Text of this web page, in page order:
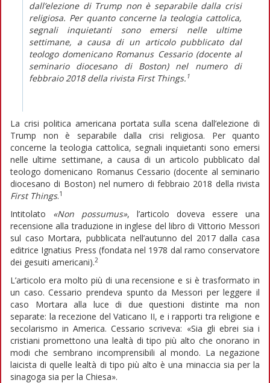
dall’elezione di Trump non è separabile dalla crisi
religiosa. Per quanto concerne la teologia cattolica,
segnali inquietanti sono emersi nelle ultime
settimane, a causa di un articolo pubblicato dal
teologo domenicano Romanus Cessario (docente al
seminario diocesano di Boston) nel numero di
febbraio 2018 della rivista First Things. 1
La crisi politica americana portata sulla scena dall’elezione di
Trump non è separabile dalla crisi religiosa. Per quanto
concerne la teologia cattolica, segnali inquietanti sono emersi
nelle ultime settimane, a causa di un articolo pubblicato dal
teologo domenicano Romanus Cessario (docente al seminario
diocesano di Boston) nel numero di febbraio 2018 della rivista
First Things.1
Intitolato «Non possumus», l’articolo doveva essere una
recensione alla traduzione in inglese del libro di Vittorio Messori
sul caso Mortara, pubblicata nell’autunno del 2017 dalla casa
editrice Ignatius Press (fondata nel 1978 dal ramo conservatore
dei gesuiti americani).2
L’articolo era molto più di una recensione e si è trasformato in
un caso. Cessario prendeva spunto da Messori per leggere il
caso Mortara alla luce di due questioni distinte ma non
separate: la recezione del Vaticano II, e i rapporti tra religione e
secolarismo in America. Cessario scriveva: «Sia gli ebrei sia i
cristiani promettono una lealtà di tipo più alto che onorano in
modi che sembrano incomprensibili al mondo. La negazione
laicista di quelle lealtà di tipo più alto è una minaccia sia per la
sinagoga sia per la Chiesa».